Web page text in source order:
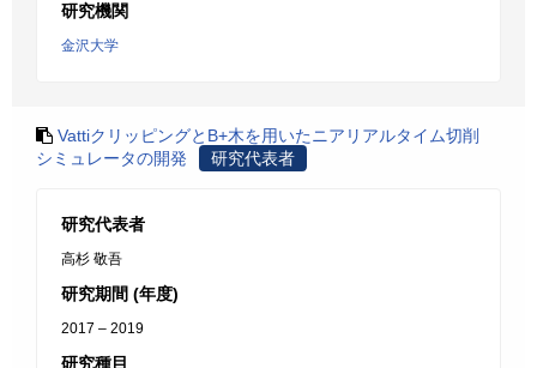
研究機関
金沢大学
VattiクリッピングとB+木を用いたニアリアルタイム切削
シミュレータの開発
研究代表者
研究代表者
高杉 敬吾
研究期間 (年度)
2017 – 2019
研究種目